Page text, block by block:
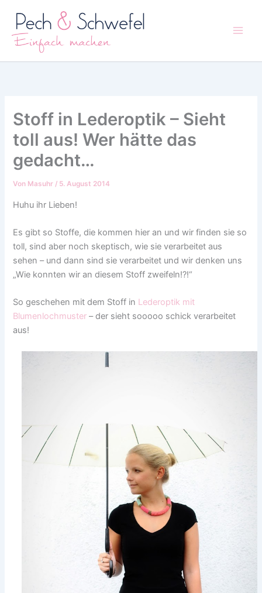
Inhalt
springen
Stoff in Lederoptik – Sieht
toll aus! Wer hätte das
gedacht…
Von Masuhr / 5. August 2014
Huhu ihr Lieben!
Es gibt so Stoffe, die kommen hier an und wir finden sie so
toll, sind aber noch skeptisch, wie sie verarbeitet aus
sehen – und dann sind sie verarbeitet und wir denken uns
„Wie konnten wir an diesem Stoff zweifeln!?!“
So geschehen mit dem Stoff in Lederoptik mit
Blumenlochmuster – der sieht sooooo schick verarbeitet
aus!